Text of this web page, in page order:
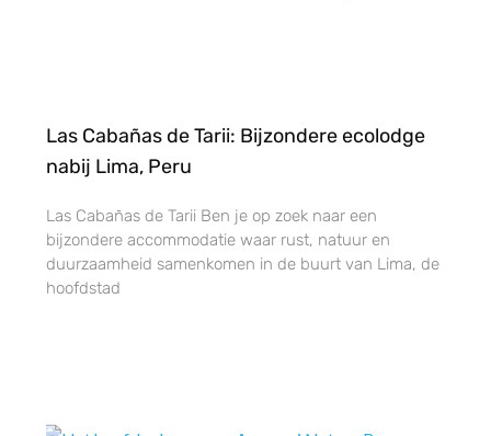
Las Cabañas de Tarii: Bijzondere ecolodge
nabij Lima, Peru
Las Cabañas de Tarii Ben je op zoek naar een
bijzondere accommodatie waar rust, natuur en
duurzaamheid samenkomen in de buurt van Lima, de
hoofdstad